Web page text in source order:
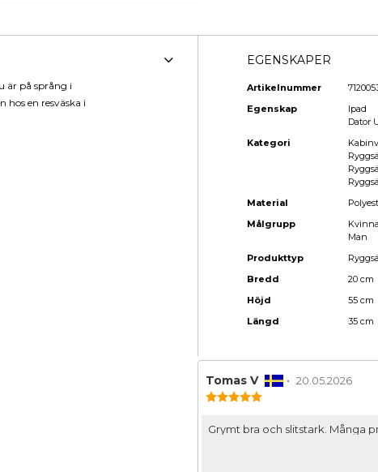
är på språng i
hos en resväska i
EGENSKAPER
Artikelnummer
Egenskap
Ipad
Dator
Kategori
Material
Målgrupp
Kvinna
Man
Produkttyp
Bredd
20 cm
Höjd
55 cm
Längd
35 cm
Recensionsförfattare:
Tomas V • 20.05.2026
5
Recensionstext:
Grymt bra och slitstark. Många